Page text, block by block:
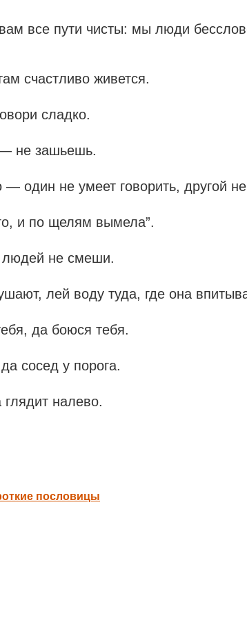
все пути чисты: мы люди
счастливо живется.
сладко.
не зашьешь.
— один не умеет говорить, другой
и по щелям вымела”.
людей не смеши.
лей воду туда, где она
да боюся тебя.
сосед у порога.
налево.
пословицы